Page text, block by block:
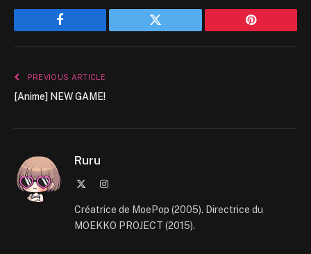
Facebook Twitter Pinterest
PREVIOUS ARTICLE
[Anime] NEW GAME!
Ruru
Instagram
Créatrice de MoePop (2005). Directrice du
MOEKKO PROJECT (2015).